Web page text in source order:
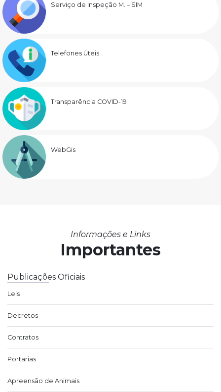
Serviço de Inspeção M. – SIM
Telefones Úteis
Transparência COVID-19
WebGis
Informações e Links
Importantes
Publicações Oficiais
Leis
Decretos
Contratos
Portarias
Apreensão de Animais